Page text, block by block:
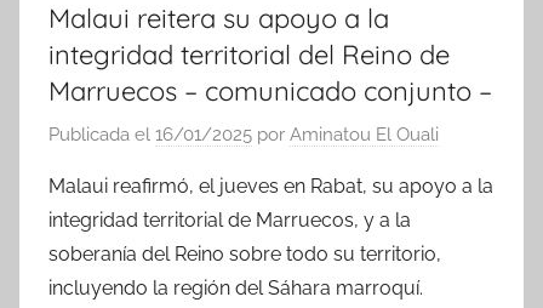
Malaui reitera su apoyo a la
integridad territorial del Reino de
Marruecos – comunicado conjunto –
Publicada el 16/01/2025 por Aminatou El Ouali
Malaui reafirmó, el jueves en Rabat, su apoyo a la
integridad territorial de Marruecos, y a la
soberanía del Reino sobre todo su territorio,
incluyendo la región del Sáhara marroquí.